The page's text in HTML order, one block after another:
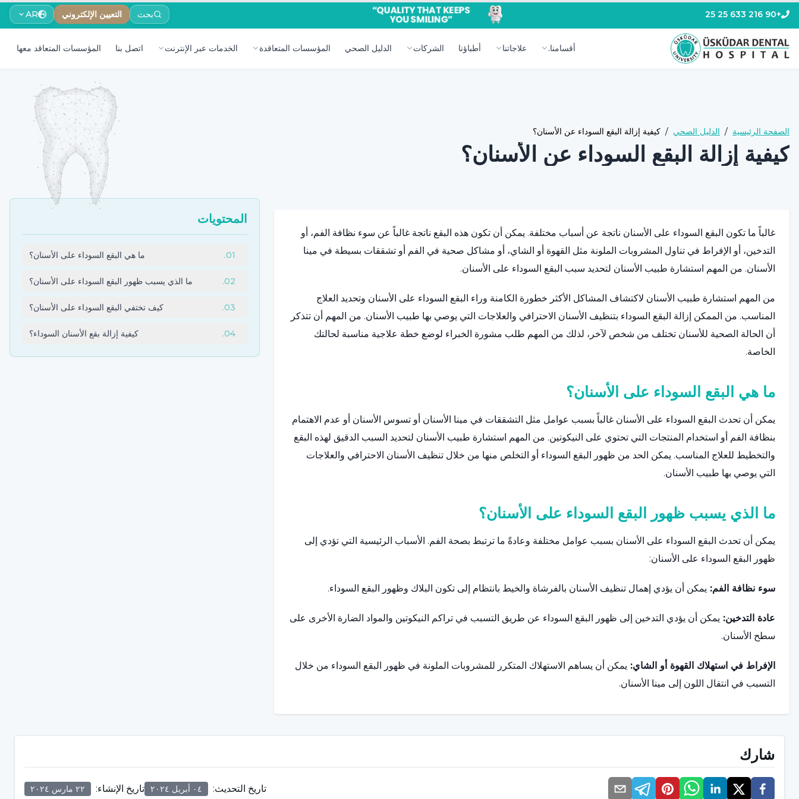
+90 216 633 25 25 بحث التعيين الإلكتروني AR
أقسامنا. علاجاتنا أطباؤنا الشركات الدليل الصحي المؤسسات المتعاقدة الخدمات عبر الإنترنت اتصل بنا المؤسسات المتعاقد معها
الصفحة الرئيسية / الدليل الصحي / كيفية إزالة البقع السوداء عن الأسنان؟
كيفية إزالة البقع السوداء عن الأسنان؟
غالباً ما تكون البقع السوداء على الأسنان ناتجة عن أسباب مختلفة. يمكن أن تكون هذه البقع ناتجة غالباً عن سوء نظافة الفم، أو
التدخين، أو الإفراط في تناول المشروبات الملونة مثل القهوة أو الشاي، أو مشاكل صحية في الفم أو تشققات بسيطة في مينا
الأسنان. من المهم استشارة طبيب الأسنان لتحديد سبب البقع السوداء على الأسنان.
من المهم استشارة طبيب الأسنان لاكتشاف المشاكل الأكثر خطورة الكامنة وراء البقع السوداء على الأسنان وتحديد العلاج
المناسب. من الممكن إزالة البقع السوداء بتنظيف الأسنان الاحترافي والعلاجات التي يوصي بها طبيب الأسنان. من المهم أن تتذكر
أن الحالة الصحية للأسنان تختلف من شخص لآخر، لذلك من المهم طلب مشورة الخبراء لوضع خطة علاجية مناسبة لحالتك
الخاصة.
ما هي البقع السوداء على الأسنان؟
يمكن أن تحدث البقع السوداء على الأسنان غالباً بسبب عوامل مثل التشققات في مينا الأسنان أو تسوس الأسنان أو عدم الاهتمام
بنظافة الفم أو استخدام المنتجات التي تحتوي على النيكوتين. من المهم استشارة طبيب الأسنان لتحديد السبب الدقيق لهذه البقع
والتخطيط للعلاج المناسب. يمكن الحد من ظهور البقع السوداء أو التخلص منها من خلال تنظيف الأسنان الاحترافي والعلاجات
التي يوصي بها طبيب الأسنان.
ما الذي يسبب ظهور البقع السوداء على الأسنان؟
يمكن أن تحدث البقع السوداء على الأسنان بسبب عوامل مختلفة وعادةً ما ترتبط بصحة الفم. الأسباب الرئيسية التي تؤدي إلى
ظهور البقع السوداء على الأسنان:
سوء نظافة الفم: يمكن أن يؤدي إهمال تنظيف الأسنان بالفرشاة والخيط بانتظام إلى تكون البلاك وظهور البقع السوداء.
عادة التدخين: يمكن أن يؤدي التدخين إلى ظهور البقع السوداء عن طريق التسبب في تراكم النيكوتين والمواد الضارة الأخرى على
سطح الأسنان.
الإفراط في استهلاك القهوة أو الشاي: يمكن أن يساهم الاستهلاك المتكرر للمشروبات الملونة في ظهور البقع السوداء من خلال
التسبب في انتقال اللون إلى مينا الأسنان.
تشققات في مينا الأسنان:يمكن أن تتسبب التشققات في مينا الأسنان في تغير اللون وتمهد الطريق لتكوين البقع السوداء.
النيكوتين أيضاً في تغير لون الأسنان وتكوين بقع سوداء على الأسنان.
المحتويات
01
. ما هي البقع السوداء على الأسنان؟
02
. ما الذي يسبب ظهور البقع السوداء على الأسنان؟
03
. كيف تختفي البقع السوداء على الأسنان؟
04
. كيفية إزالة بقع الأسنان السوداء؟
شارك
تاريخ التحديث: ٠٤ أبريل ٢٠٢٤ تاريخ الإنشاء: ٢٢ مارس ٢٠٢٤